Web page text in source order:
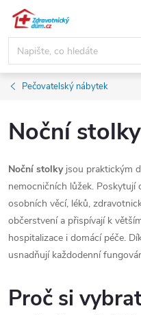
Přejít
obsah
Pečovatelský nábytek
Noční stolky
Noční stolkyjsou praktickým
nemocničních lůžek.
osobních věcí, léků,
občerstvení a přispívají k
hospitalizace i domácí péče.
usnadňují každodenní
Proč si